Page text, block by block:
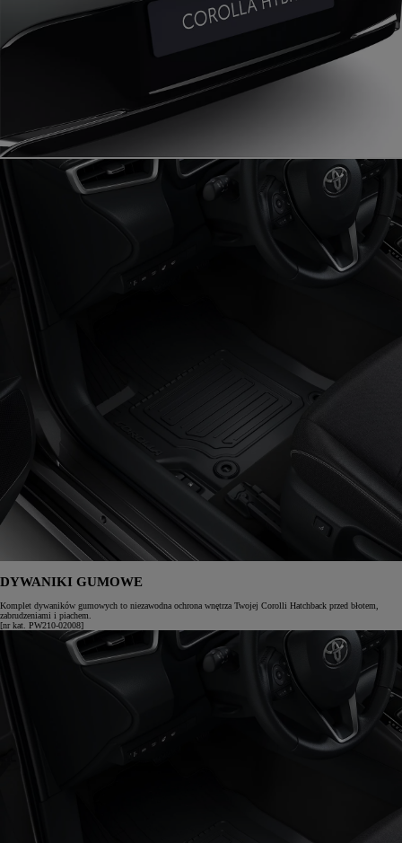
DYWANIKI GUMOWE
Komplet dywaników gumowych to niezawodna ochrona wnętrza Twojej Corolli Hatchback przed błotem,
zabrudzeniami i piachem.
[nr kat. PW210-02008]